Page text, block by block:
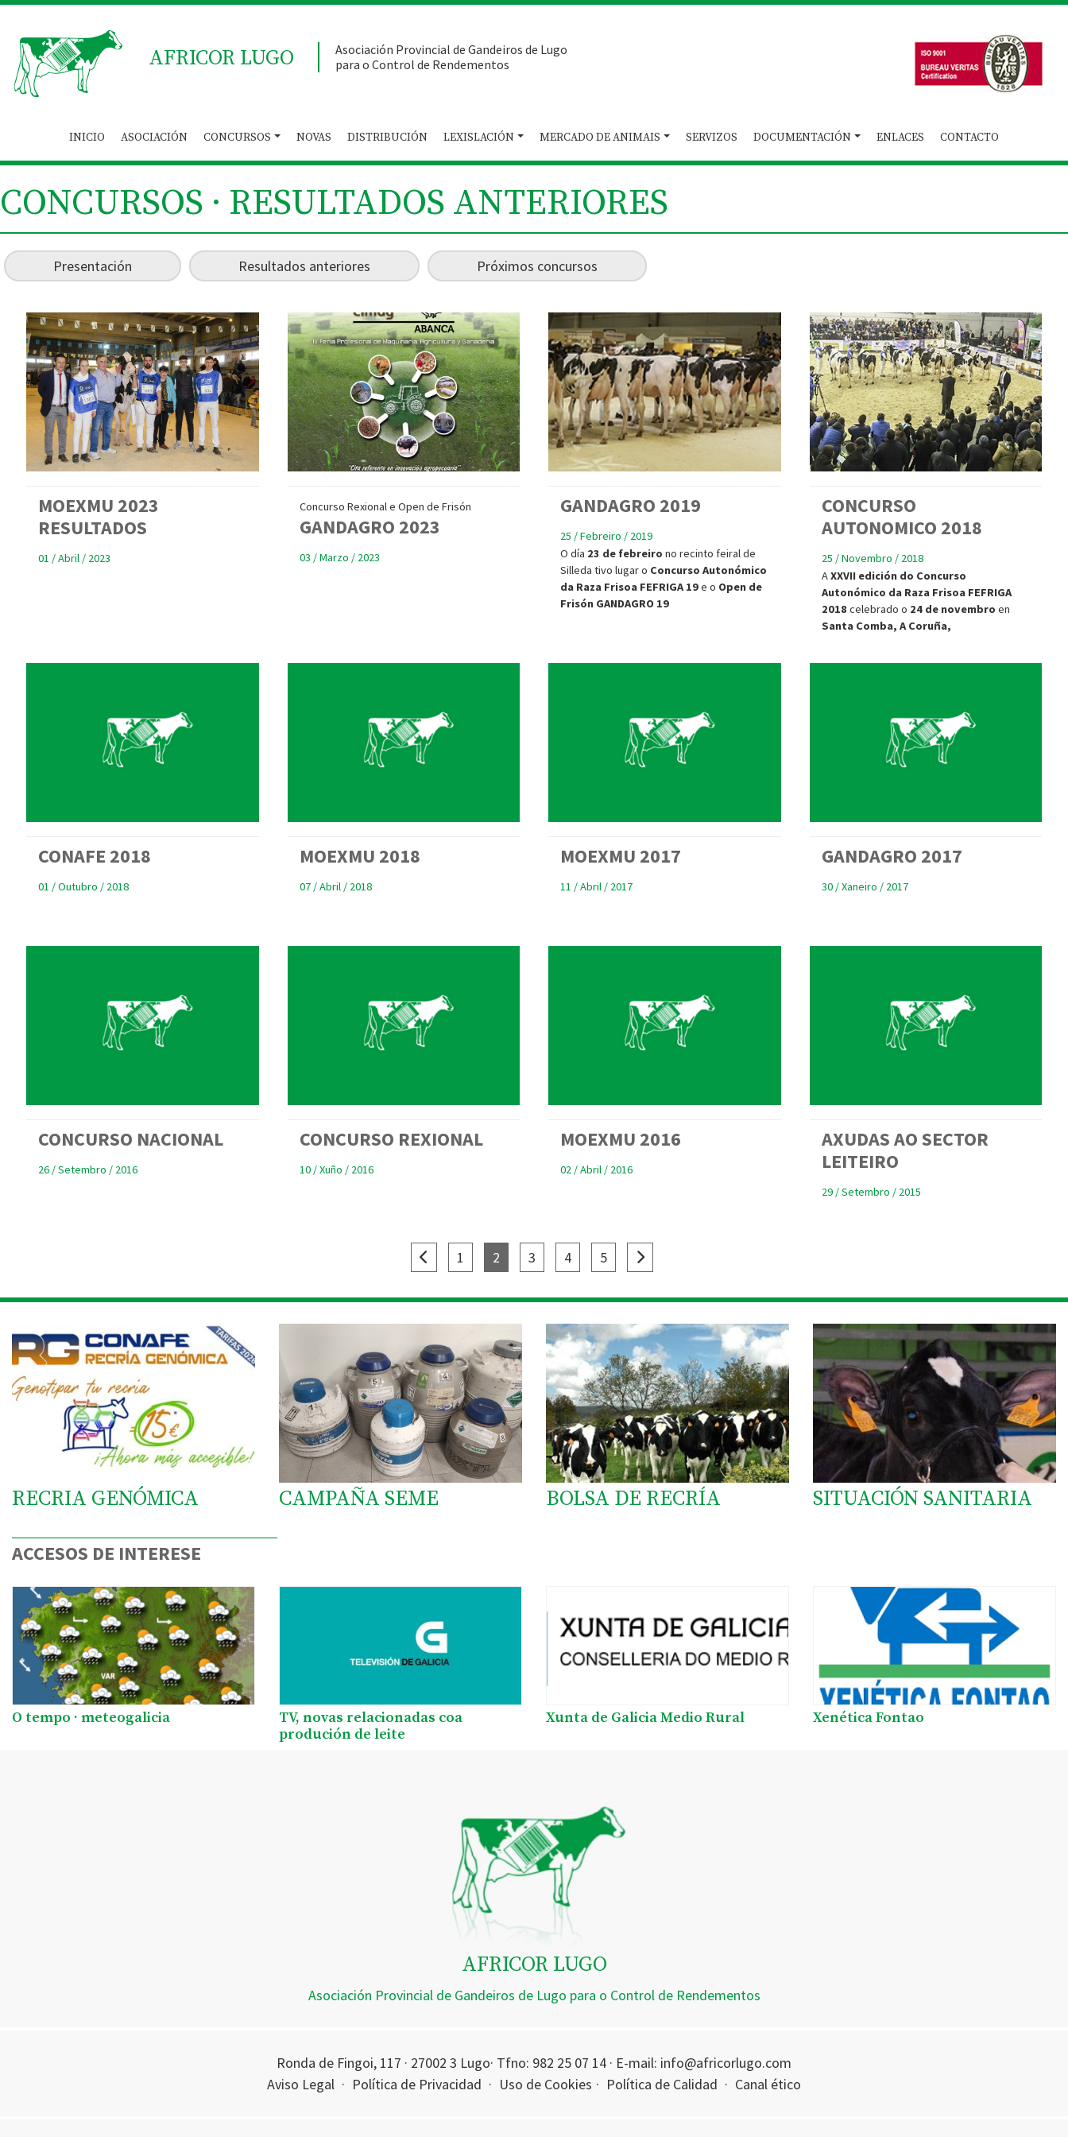
AFRICOR LUGO
Asociación Provincial de Gandeiros de Lugo
para o Control de Rendementos
INICIO ASOCIACIÓN CONCURSOS NOVAS DISTRIBUCIÓN LEXISLACIÓN MERCADO DE ANIMAIS SERVIZOS DOCUMENTACIÓN ENLACES CONTACTO
CONCURSOS · RESULTADOS ANTERIORES
Presentación Resultados anteriores Próximos concursos
MOEXMU 2023
RESULTADOS
01 / Abril / 2023
Concurso Rexional e Open de Frisón
GANDAGRO 2023
03 / Marzo / 2023
GANDAGRO 2019
25 / Febreiro / 2019
O día 23 de febreiro no recinto feiral de
Silleda tivo lugar o Concurso Autonómico
da Raza Frisoa FEFRIGA 19e o Open de
Frisón GANDAGRO 19
CONCURSO
AUTONOMICO 2018
25 / Novembro / 2018
AXXVII edición do Concurso
Autonómico da Raza Frisoa FEFRIGA
2018celebrado o 24 de novembro en
Santa Comba, A Coruña,
CONAFE 2018
01 / Outubro / 2018
MOEXMU 2018
07 / Abril / 2018
MOEXMU 2017
11 / Abril / 2017
GANDAGRO 2017
30 / Xaneiro / 2017
CONCURSO NACIONAL
26 / Setembro / 2016
CONCURSO REXIONAL
10 / Xuño / 2016
MOEXMU 2016
02 / Abril / 2016
AXUDAS AO SECTOR
LEITEIRO
29 / Setembro / 2015
1 (current)
2(current)
3(current)
4(current)
5(current)
RECRIA GENÓMICA CAMPAÑA SEME BOLSA DE RECRÍA SITUACIÓN SANITARIA
ACCESOS DE INTERESE
O tempo · meteogalicia
TV, novas relacionadas coa
produción de leite
Xunta de Galicia Medio Rural Xenética Fontao
AFRICOR LUGO
Asociación Provincial de Gandeiros de Lugo para o Control de Rendementos
Ronda de Fingoi, 117 · 27002 3 Lugo· Tfno: 982 25 07 14 · E-mail: info@africorlugo.com
Aviso Legal · Política de Privacidad · Uso de Cookies · Política de Calidad · Canal ético